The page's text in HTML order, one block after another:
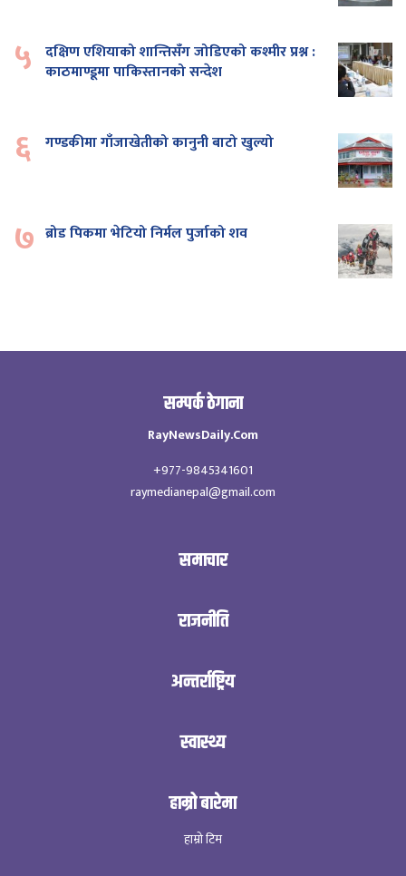
५ दक्षिण एशियाको शान्तिसँग जोडिएको कश्मीर प्रश्न :
काठमाण्डूमा पाकिस्तानको सन्देश
६ गण्डकीमा गाँजाखेतीको कानुनी बाटो खुल्यो
७ ब्रोड पिकमा भेटियो निर्मल पुर्जाको शव
सम्पर्क ठेगाना
RayNewsDaily.Com
+977-9845341601
raymedianepal@gmail.com
समाचार
राजनीति
अन्तर्राष्ट्रिय
स्वास्थ्य
हाम्रो बारेमा
हाम्रो टिम